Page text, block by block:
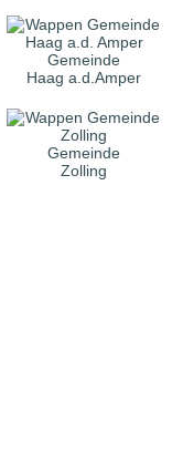
Gemeinde
Haag a.d.Amper
Gemeinde
Zolling